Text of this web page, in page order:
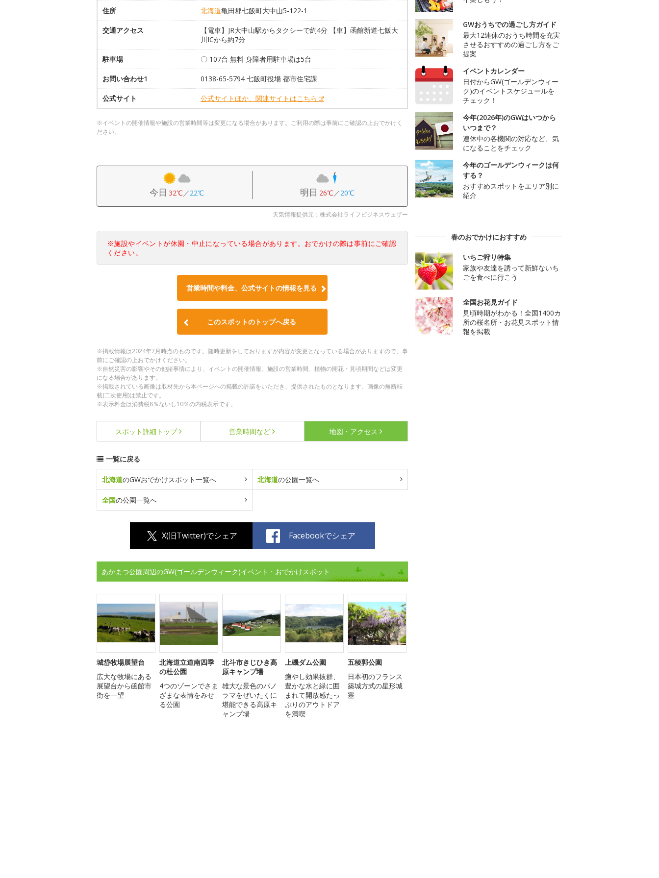
住所 北海道亀田郡七飯町大中山5-122-1
交通アクセス
【電車】JR大中山駅からタクシーで約4分 【車】函館新道七飯大
川ICから約7分
駐車場 〇 107台 無料 身障者用駐車場は5台
お問い合わせ1 0138-65-5794 七飯町役場 都市住宅課
公式サイト 公式サイトほか、関連サイトはこちら
※イベントの開催情報や施設の営業時間等は変更になる場合があります。ご利用の際は事前にご確認の上おでかけく
ださい。
今日 32℃／22℃ 明日 26℃／20℃
天気情報提供元：株式会社ライフビジネスウェザー
※施設やイベントが休園・中止になっている場合があります。おでかけの際は事前にご確認
ください。
営業時間や料金、公式サイトの情報を見る
このスポットのトップへ戻る
※掲載情報は2024年7月時点のものです。随時更新をしておりますが内容が変更となっている場合がありますので、事
前にご確認の上おでかけください。
※自然災害の影響やその他諸事情により、イベントの開催情報、施設の営業時間、植物の開花・見頃期間などは変更
になる場合があります。
※掲載されている画像は取材先から本ページへの掲載の許諾をいただき、提供されたものとなります。画像の無断転
載(二次使用)は禁止です。
※表示料金は消費税8％ないし10％の内税表示です。
スポット詳細 トップ 営業時間など 地図・アクセス
一覧に戻る
北海道のGWおでかけスポット一覧へ 北海道の公園一覧へ
全国の公園一覧へ
X(旧Twitter)でシェア Facebookでシェア
あかまつ公園周辺のGW(ゴールデンウィーク)イベント・おでかけスポット
城岱牧場展望台
広大な牧場にある
展望台から函館市
街を一望
北海道立道南四季
の杜公園
4つのゾーンでさま
ざまな表情をみせ
る公園
北斗市きじひき高
原キャンプ場
雄大な景色のパノ
ラマをぜいたくに
堪能できる高原キ
ャンプ場
上磯ダム公園
癒やし効果抜群、
豊かな水と緑に囲
まれて開放感たっ
ぷりのアウトドア
を満喫
五稜郭公園
日本初のフランス
築城方式の星形城
塞
GWおうちでの過ごし方ガイド
最大12連休のおうち時間を充実
させるおすすめの過ごし方をご
提案
イベントカレンダー
日付からGW(ゴールデンウィー
ク)のイベントスケジュールを
チェック！
今年(2026年)のGWはいつから
いつまで？
連休中の各機関の対応など、気
になることをチェック
今年のゴールデンウィークは何
する？
おすすめスポットをエリア別に
紹介
春のおでかけにおすすめ
いちご狩り特集
家族や友達を誘って新鮮ないち
ごを食べに行こう
全国お花見ガイド
見頃時期がわかる！全国1400カ
所の桜名所・お花見スポット情
報を掲載